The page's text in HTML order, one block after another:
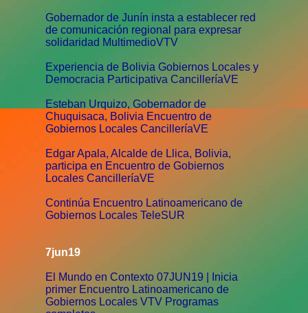
Gobernador de Junín insta a establecer red
de comunicación regional para expresar
solidaridad MultimedioVTV
Experiencia de Bolivia Gobiernos Locales y
Democracia Participativa CancilleríaVE
Esteban Urquizo, Gobernador de
Chuquisaca, Bolivia Encuentro de
Gobiernos Locales CancilleríaVE
Edgar Apala, Alcalde de Llica, Bolivia,
participa en Encuentro de Gobiernos
Locales CancilleríaVE
Continúa Encuentro Latinoamericano de
Gobiernos Locales TeleSUR
7jun19
El Mundo en Contexto 07JUN19 | Inicia
primer Encuentro Latinoamericano de
Gobiernos Locales VTV Programas